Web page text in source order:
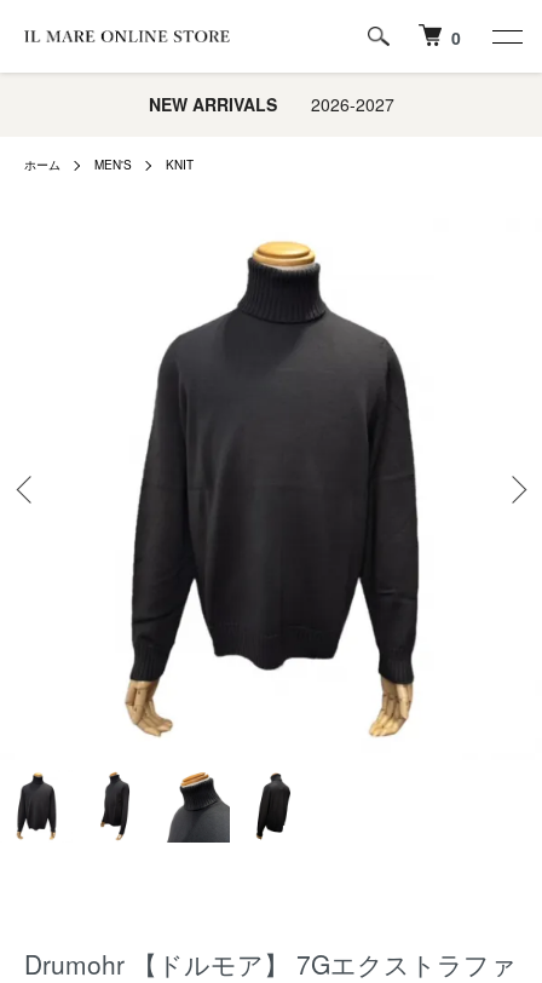
0
NEW ARRIVALS2026-2027
ホーム MEN'S KNIT
Drumohr 【ドルモア】 7Gエクストラファ